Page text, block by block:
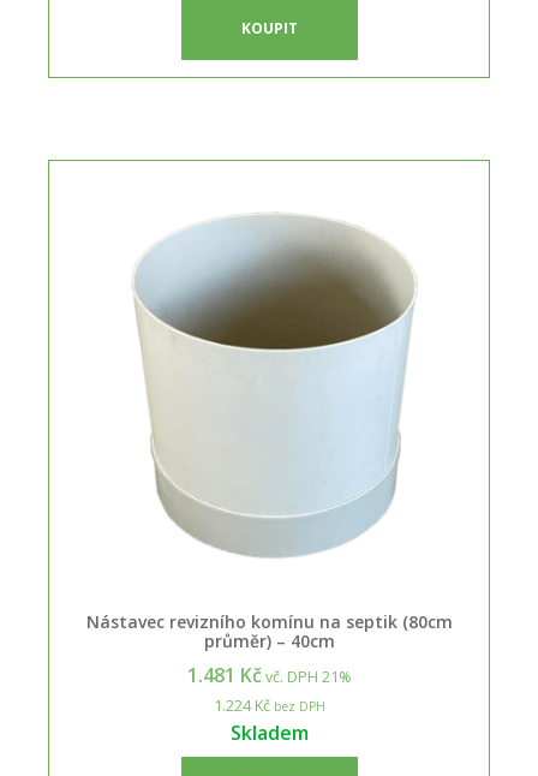
KOUPIT
Nástavec revizního komínu na septik (80cm
průměr) – 40cm
1.481 Kčvč. DPH 21%
1.224 Kčbez DPH
Skladem